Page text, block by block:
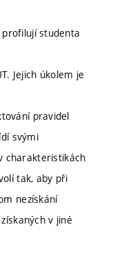
studenta
Jejich úkolem je
pravidel
svými
charakteristikách
tak, aby při
nezískání
v jiné